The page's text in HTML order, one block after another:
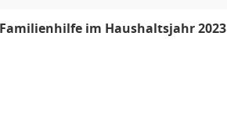
im Haushaltsjahr 2023